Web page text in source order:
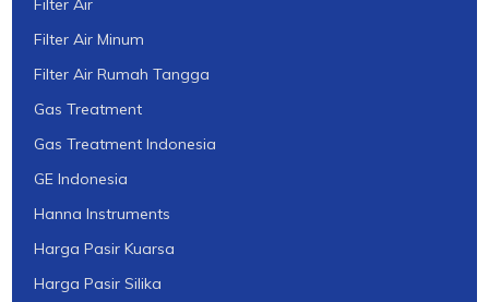
Filter Air
Filter Air Minum
Filter Air Rumah Tangga
Gas Treatment
Gas Treatment Indonesia
GE Indonesia
Hanna Instruments
Harga Pasir Kuarsa
Harga Pasir Silika